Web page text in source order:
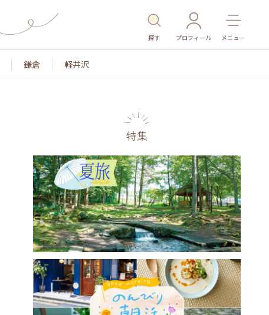
探す プロフィール メニュー
鎌倉 軽井沢
名所・旧跡 温泉・スパ その他施設 ごはん
特集